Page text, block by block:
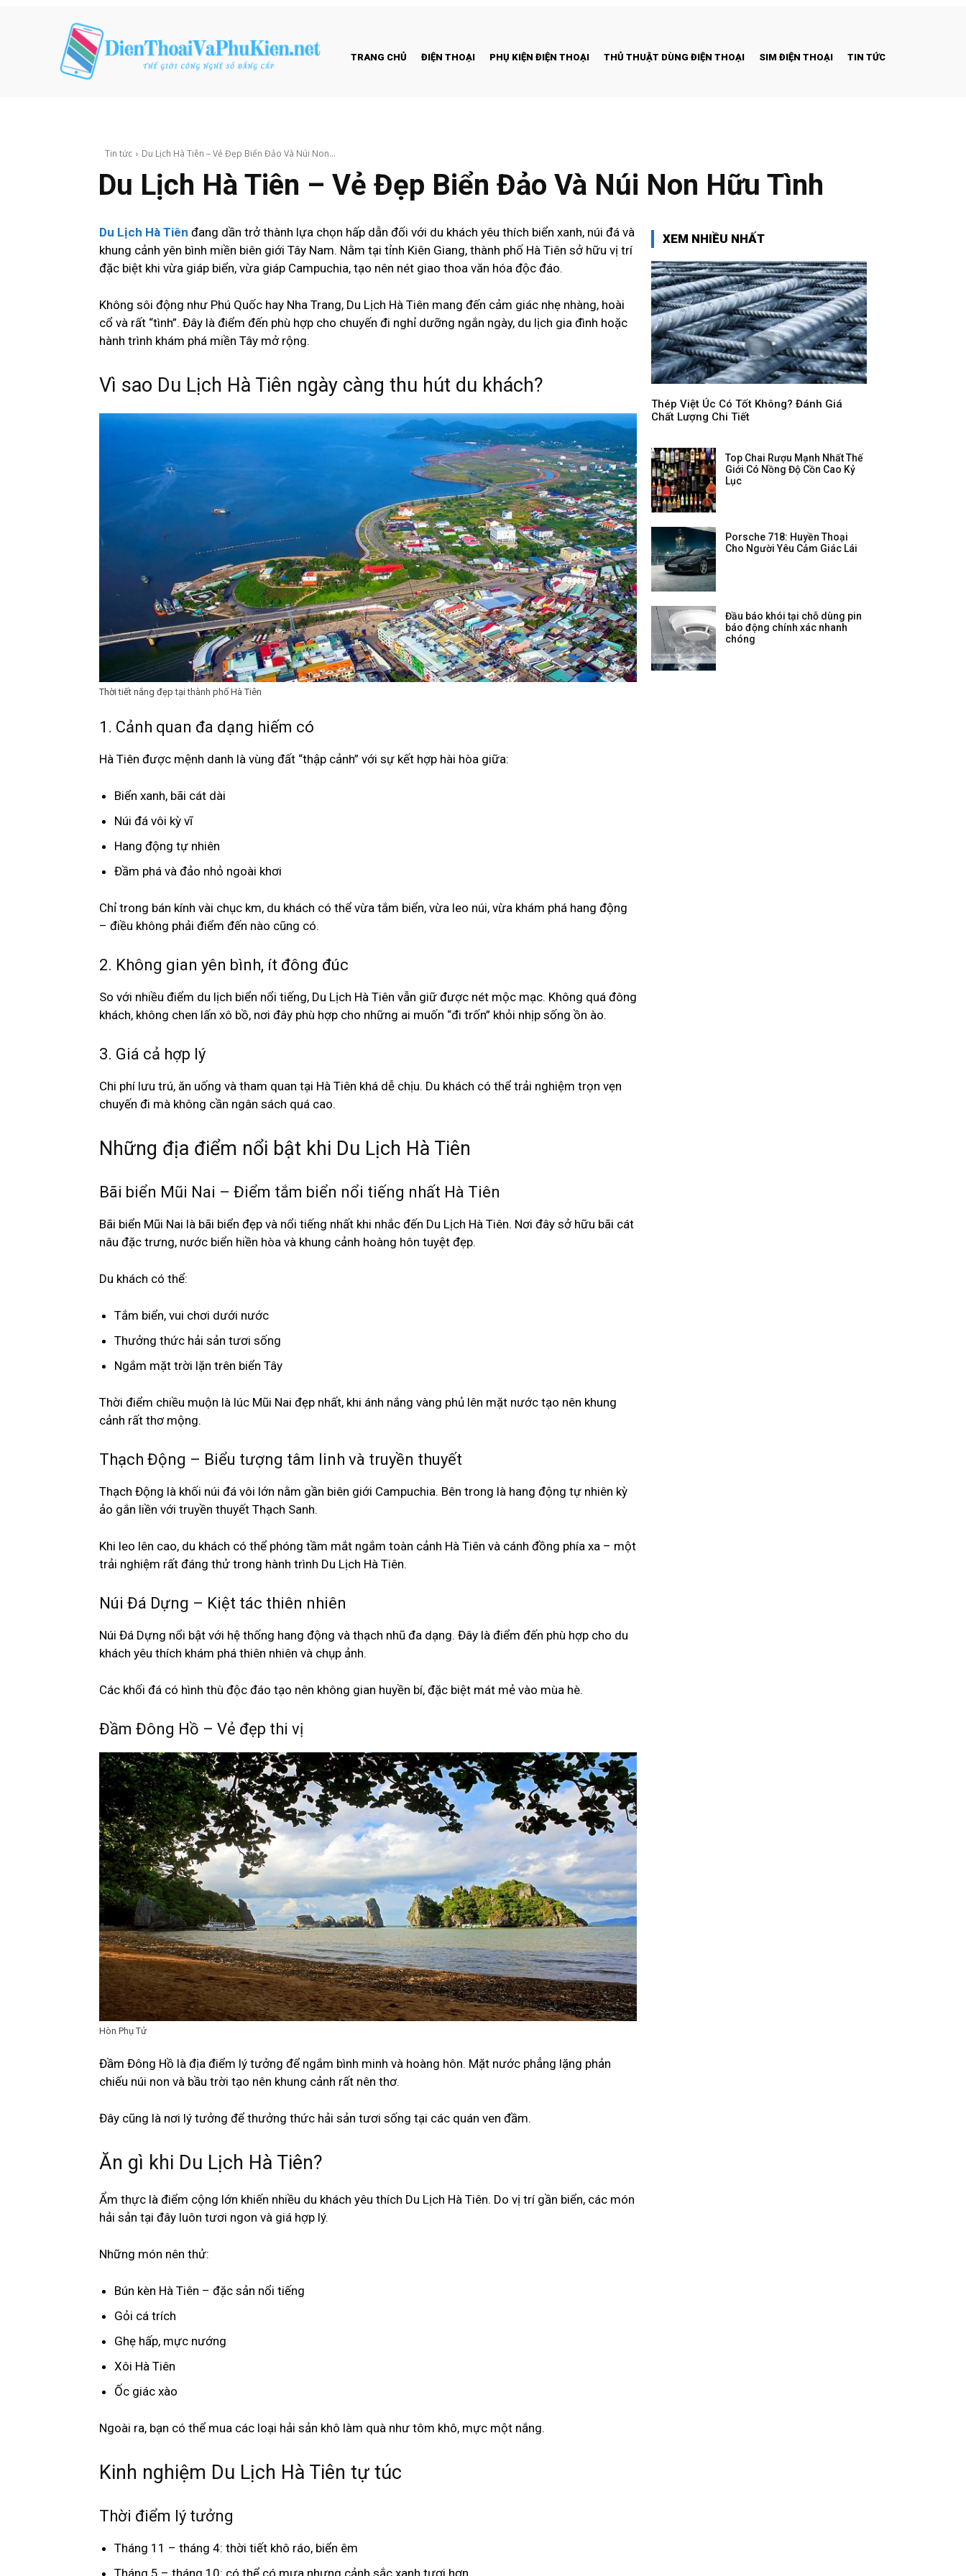
TRANG CHỦ ĐIỆN THOẠI PHỤ KIỆN ĐIỆN THOẠI THỦ THUẬT DÙNG ĐIỆN THOẠI SIM ĐIỆN THOẠI TIN TỨC
Tin tức Du Lịch Hà Tiên – Vẻ Đẹp Biển Đảo Và Núi Non...
Du Lịch Hà Tiên – Vẻ Đẹp Biển Đảo Và Núi Non Hữu Tình
Du Lịch Hà Tiên đang dần trở thành lựa chọn hấp dẫn đối với du khách yêu thích biển xanh, núi đá và
khung cảnh yên bình miền biên giới Tây Nam. Nằm tại tỉnh Kiên Giang, thành phố Hà Tiên sở hữu vị trí
đặc biệt khi vừa giáp biển, vừa giáp Campuchia, tạo nên nét giao thoa văn hóa độc đáo.
Không sôi động như Phú Quốc hay Nha Trang, Du Lịch Hà Tiên mang đến cảm giác nhẹ nhàng, hoài
cổ và rất “tình”. Đây là điểm đến phù hợp cho chuyến đi nghỉ dưỡng ngắn ngày, du lịch gia đình hoặc
hành trình khám phá miền Tây mở rộng.
Vì sao Du Lịch Hà Tiên ngày càng thu hút du khách?
Thời tiết nắng đẹp tại thành phố Hà Tiên
1. Cảnh quan đa dạng hiếm có
Hà Tiên được mệnh danh là vùng đất “thập cảnh” với sự kết hợp hài hòa giữa:
Biển xanh, bãi cát dài
Núi đá vôi kỳ vĩ
Hang động tự nhiên
Đầm phá và đảo nhỏ ngoài khơi
Chỉ trong bán kính vài chục km, du khách có thể vừa tắm biển, vừa leo núi, vừa khám phá hang động
– điều không phải điểm đến nào cũng có.
2. Không gian yên bình, ít đông đúc
So với nhiều điểm du lịch biển nổi tiếng, Du Lịch Hà Tiên vẫn giữ được nét mộc mạc. Không quá đông
khách, không chen lấn xô bồ, nơi đây phù hợp cho những ai muốn “đi trốn” khỏi nhịp sống ồn ào.
3. Giá cả hợp lý
Chi phí lưu trú, ăn uống và tham quan tại Hà Tiên khá dễ chịu. Du khách có thể trải nghiệm trọn vẹn
chuyến đi mà không cần ngân sách quá cao.
Những địa điểm nổi bật khi Du Lịch Hà Tiên
Bãi biển Mũi Nai – Điểm tắm biển nổi tiếng nhất Hà Tiên
Bãi biển Mũi Nai là bãi biển đẹp và nổi tiếng nhất khi nhắc đến Du Lịch Hà Tiên. Nơi đây sở hữu bãi cát
nâu đặc trưng, nước biển hiền hòa và khung cảnh hoàng hôn tuyệt đẹp.
Du khách có thể:
Tắm biển, vui chơi dưới nước
Thưởng thức hải sản tươi sống
Ngắm mặt trời lặn trên biển Tây
Thời điểm chiều muộn là lúc Mũi Nai đẹp nhất, khi ánh nắng vàng phủ lên mặt nước tạo nên khung
cảnh rất thơ mộng.
Thạch Động – Biểu tượng tâm linh và truyền thuyết
Thạch Động là khối núi đá vôi lớn nằm gần biên giới Campuchia. Bên trong là hang động tự nhiên kỳ
ảo gắn liền với truyền thuyết Thạch Sanh.
Khi leo lên cao, du khách có thể phóng tầm mắt ngắm toàn cảnh Hà Tiên và cánh đồng phía xa – một
trải nghiệm rất đáng thử trong hành trình Du Lịch Hà Tiên.
Núi Đá Dựng – Kiệt tác thiên nhiên
Núi Đá Dựng nổi bật với hệ thống hang động và thạch nhũ đa dạng. Đây là điểm đến phù hợp cho du
khách yêu thích khám phá thiên nhiên và chụp ảnh.
Các khối đá có hình thù độc đáo tạo nên không gian huyền bí, đặc biệt mát mẻ vào mùa hè.
Đầm Đông Hồ – Vẻ đẹp thi vị
Hòn Phụ Tử
Đầm Đông Hồ là địa điểm lý tưởng để ngắm bình minh và hoàng hôn. Mặt nước phẳng lặng phản
chiếu núi non và bầu trời tạo nên khung cảnh rất nên thơ.
Đây cũng là nơi lý tưởng để thưởng thức hải sản tươi sống tại các quán ven đầm.
Ăn gì khi Du Lịch Hà Tiên?
Ẩm thực là điểm cộng lớn khiến nhiều du khách yêu thích Du Lịch Hà Tiên. Do vị trí gần biển, các món
hải sản tại đây luôn tươi ngon và giá hợp lý.
Những món nên thử:
Bún kèn Hà Tiên – đặc sản nổi tiếng
Gỏi cá trích
Ghẹ hấp, mực nướng
Xôi Hà Tiên
Ốc giác xào
Ngoài ra, bạn có thể mua các loại hải sản khô làm quà như tôm khô, mực một nắng.
Kinh nghiệm Du Lịch Hà Tiên tự túc
Thời điểm lý tưởng
Tháng 11 – tháng 4: thời tiết khô ráo, biển êm
XEM NHIỀU NHẤT
Thép Việt Úc Có Tốt Không? Đánh Giá
Chất Lượng Chi Tiết
Top Chai Rượu Mạnh Nhất Thế
Giới Có Nồng Độ Cồn Cao Kỷ
Lục
Porsche 718: Huyền Thoại
Cho Người Yêu Cảm Giác Lái
Đầu báo khói tại chỗ dùng pin
báo động chính xác nhanh
chóng